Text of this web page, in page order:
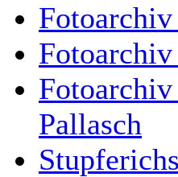
Fotoarchiv
Pallasch